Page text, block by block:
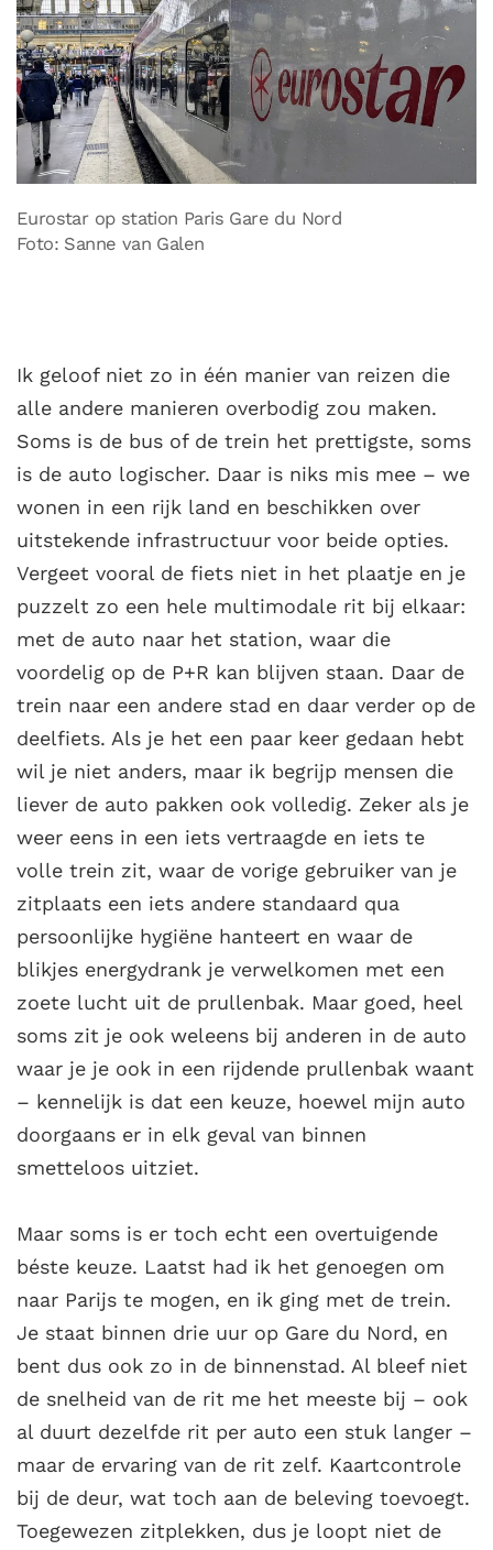
Eurostar op station Paris Gare du Nord
Foto: Sanne van Galen
Ik geloof niet zo in één manier van reizen die
alle andere manieren overbodig zou maken.
Soms is de bus of de trein het prettigste, soms
is de auto logischer. Daar is niks mis mee – we
wonen in een rijk land en beschikken over
uitstekende infrastructuur voor beide opties.
Vergeet vooral de fiets niet in het plaatje en je
puzzelt zo een hele multimodale rit bij elkaar:
met de auto naar het station, waar die
voordelig op de P+R kan blijven staan. Daar de
trein naar een andere stad en daar verder op de
deelfiets. Als je het een paar keer gedaan hebt
wil je niet anders, maar ik begrijp mensen die
liever de auto pakken ook volledig. Zeker als je
weer eens in een iets vertraagde en iets te
volle trein zit, waar de vorige gebruiker van je
zitplaats een iets andere standaard qua
persoonlijke hygiëne hanteert en waar de
blikjes energydrank je verwelkomen met een
zoete lucht uit de prullenbak. Maar goed, heel
soms zit je ook weleens bij anderen in de auto
waar je je ook in een rijdende prullenbak waant
– kennelijk is dat een keuze, hoewel mijn auto
doorgaans er in elk geval van binnen
smetteloos uitziet.
Maar soms is er toch echt een overtuigende
béste keuze. Laatst had ik het genoegen om
naar Parijs te mogen, en ik ging met de trein.
Je staat binnen drie uur op Gare du Nord, en
bent dus ook zo in de binnenstad. Al bleef niet
de snelheid van de rit me het meeste bij – ook
al duurt dezelfde rit per auto een stuk langer –
maar de ervaring van de rit zelf. Kaartcontrole
bij de deur, wat toch aan de beleving toevoegt.
Toegewezen zitplekken, dus je loopt niet de